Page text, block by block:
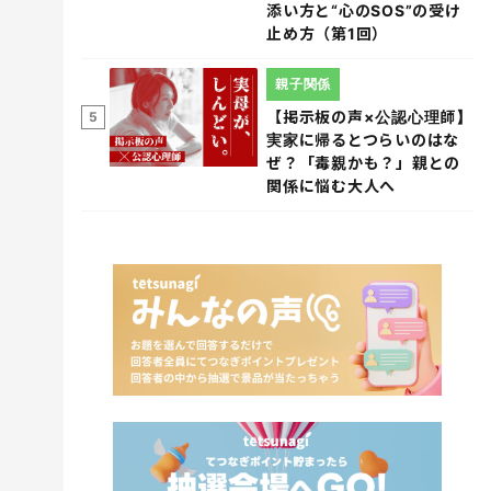
添い方と“心のSOS”の受け
止め方（第1回）
5
【掲示板の声×公認心理師】
実家に帰るとつらいのはな
ぜ？「毒親かも？」親との
関係に悩む大人へ
親子関係